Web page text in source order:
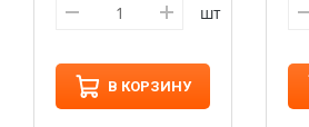
шт
В КОРЗИНУ